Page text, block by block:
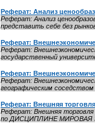
Реферат: Анализ
Реферат: Анализ
представить себе без
Реферат:
Реферат:
государственный
Реферат:
Реферат:
географическим соседством
Реферат: Внешняя
Реферат: Внешняя торговля
по ДИСЦИПЛИНЕ МИРОВАЯ